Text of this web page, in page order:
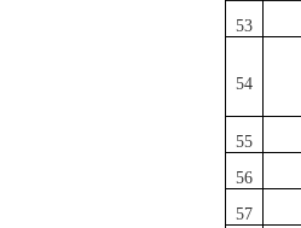
53
54
55
56
57